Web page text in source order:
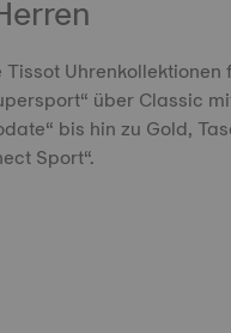
über Classic
bis hin zu Gold,
Sport“.